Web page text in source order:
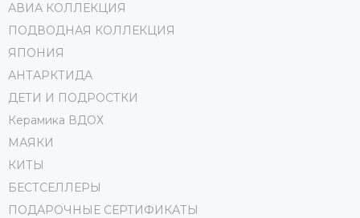
АВИА КОЛЛЕКЦИЯ
ПОДВОДНАЯ КОЛЛЕКЦИЯ
ЯПОНИЯ
АНТАРКТИДА
ДЕТИ И ПОДРОСТКИ
Керамика ВДОХ
МАЯКИ
КИТЫ
БЕСТСЕЛЛЕРЫ
ПОДАРОЧНЫЕ СЕРТИФИКАТЫ